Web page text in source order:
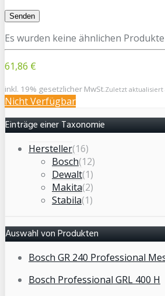
Es wurden keine ähnlichen
61,86 €
inkl. 19% gesetzlicher MwSt.Zuletzt aktualisiert
Nicht Verfügbar
Einträge einer Taxonomie
Hersteller(16)
Bosch(12)
Dewalt(1)
Makita(2)
Stabila(1)
Auswahl von Produkten
Bosch GR 240 Professional
Bosch Professional GRL 400 H